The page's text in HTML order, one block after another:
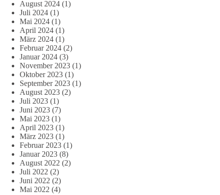
August 2024 (1)
Juli 2024 (1)
Mai 2024 (1)
April 2024 (1)
März 2024 (1)
Februar 2024 (2)
Januar 2024 (3)
November 2023 (1)
Oktober 2023 (1)
September 2023 (1)
August 2023 (2)
Juli 2023 (1)
Juni 2023 (7)
Mai 2023 (1)
April 2023 (1)
März 2023 (1)
Februar 2023 (1)
Januar 2023 (8)
August 2022 (2)
Juli 2022 (2)
Juni 2022 (2)
Mai 2022 (4)